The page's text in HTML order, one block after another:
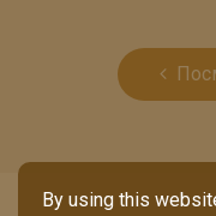
By using this